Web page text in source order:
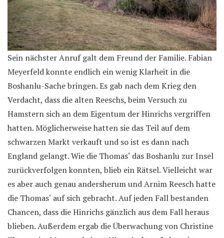
Sein nächster Anruf galt dem Freund der Familie. Fabian
Meyerfeld konnte endlich ein wenig Klarheit in die
Boshanlu-Sache bringen. Es gab nach dem Krieg den
Verdacht, dass die alten Reeschs, beim Versuch zu
Hamstern sich an dem Eigentum der Hinrichs vergriffen
hatten. Möglicherweise hatten sie das Teil auf dem
schwarzen Markt verkauft und so ist es dann nach
England gelangt. Wie die Thomas‘ das Boshanlu zur Insel
zurückverfolgen konnten, blieb ein Rätsel. Vielleicht war
es aber auch genau andersherum und Arnim Reesch hatte
die Thomas‘ auf sich gebracht. Auf jeden Fall bestanden
Chancen, dass die Hinrichs gänzlich aus dem Fall heraus
blieben. Außerdem ergab die Überwachung von Christine